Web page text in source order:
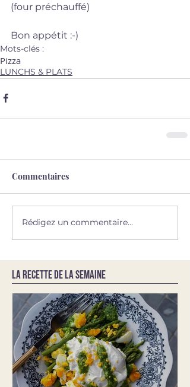
(four préchauffé)
Bon appétit :-)
Mots-clés :
Pizza
LUNCHS & PLATS
Commentaires
Rédigez un commentaire...
LA RECETTE DE LA SEMAINE